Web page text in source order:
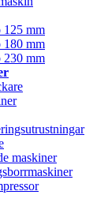
mm
mm
mm
maskiner